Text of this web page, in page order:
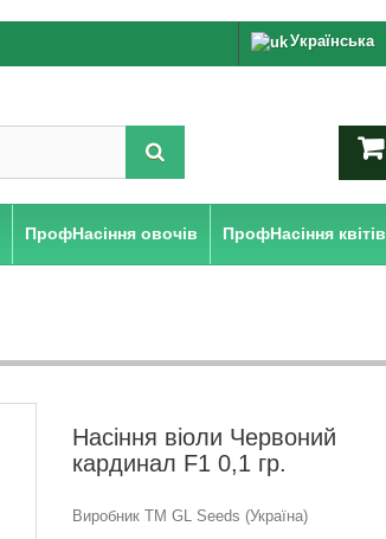
Українська
ПрофНасіння овочів ПрофНасіння квітів
Насіння віоли Червоний
кардинал F1 0,1 гр.
Виробник ТМ GL Seeds (Україна)